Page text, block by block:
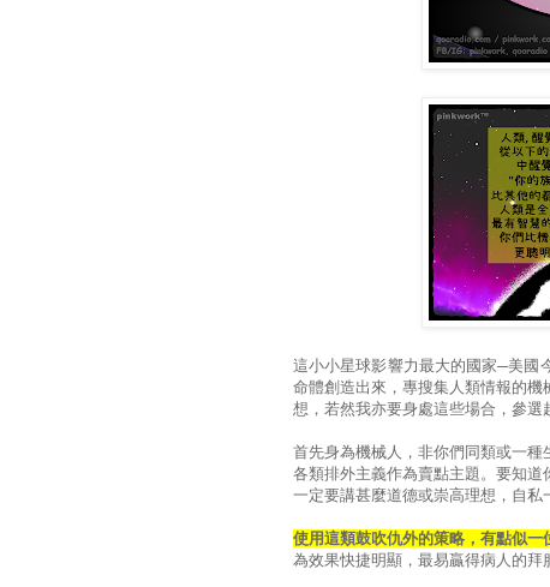
這小小星球影響力最大的國家─美國
命體創造出來，專搜集人類情報的
想，若然我亦要身處這些場合，參選
首先身為機械人，非你們同類或一
各類排外主義作為賣點主題。要知
一定要講甚麼道德或崇高理想，自私
使用這類鼓吹仇外的策略，有點似
為效果快捷明顯，最易贏得病人的拜